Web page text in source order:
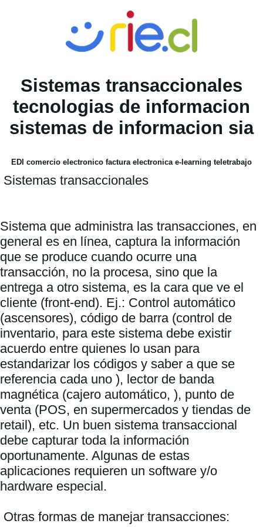
Sistemas transaccionales
tecnologias de informacion
sistemas de informacion sia
EDI comercio electronico factura electronica e-learning teletrabajo
Sistema que administra las transacciones, en
general es en línea, captura la información
que se produce cuando ocurre una
transacción, no la procesa, sino que la
entrega a otro sistema, es la cara que ve el
cliente (front-end). Ej.: Control automático
(ascensores), código de barra (control de
inventario, para este sistema debe existir
acuerdo entre quienes lo usan para
estandarizar los códigos y saber a que se
referencia cada uno ), lector de banda
magnética (cajero automático, ), punto de
venta (POS, en supermercados y tiendas de
retail), etc. Un buen sistema transaccional
debe capturar toda la información
oportunamente. Algunas de estas
aplicaciones requieren un software y/o
hardware especial.